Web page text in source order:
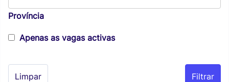
Província
Apenas as vagas activas
Limpar